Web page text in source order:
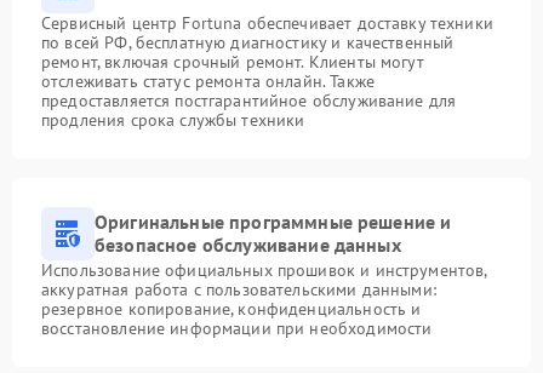
Сервисный центр Fortuna обеспечивает доставку техники
по всей РФ, бесплатную диагностику и качественный
ремонт, включая срочный ремонт. Клиенты могут
отслеживать статус ремонта онлайн. Также
предоставляется постгарантийное обслуживание для
продления срока службы техники
Оригинальные программные решение и
безопасное обслуживание данных
Использование официальных прошивок и инструментов,
аккуратная работа с пользовательскими данными:
резервное копирование, конфиденциальность и
восстановление информации при необходимости